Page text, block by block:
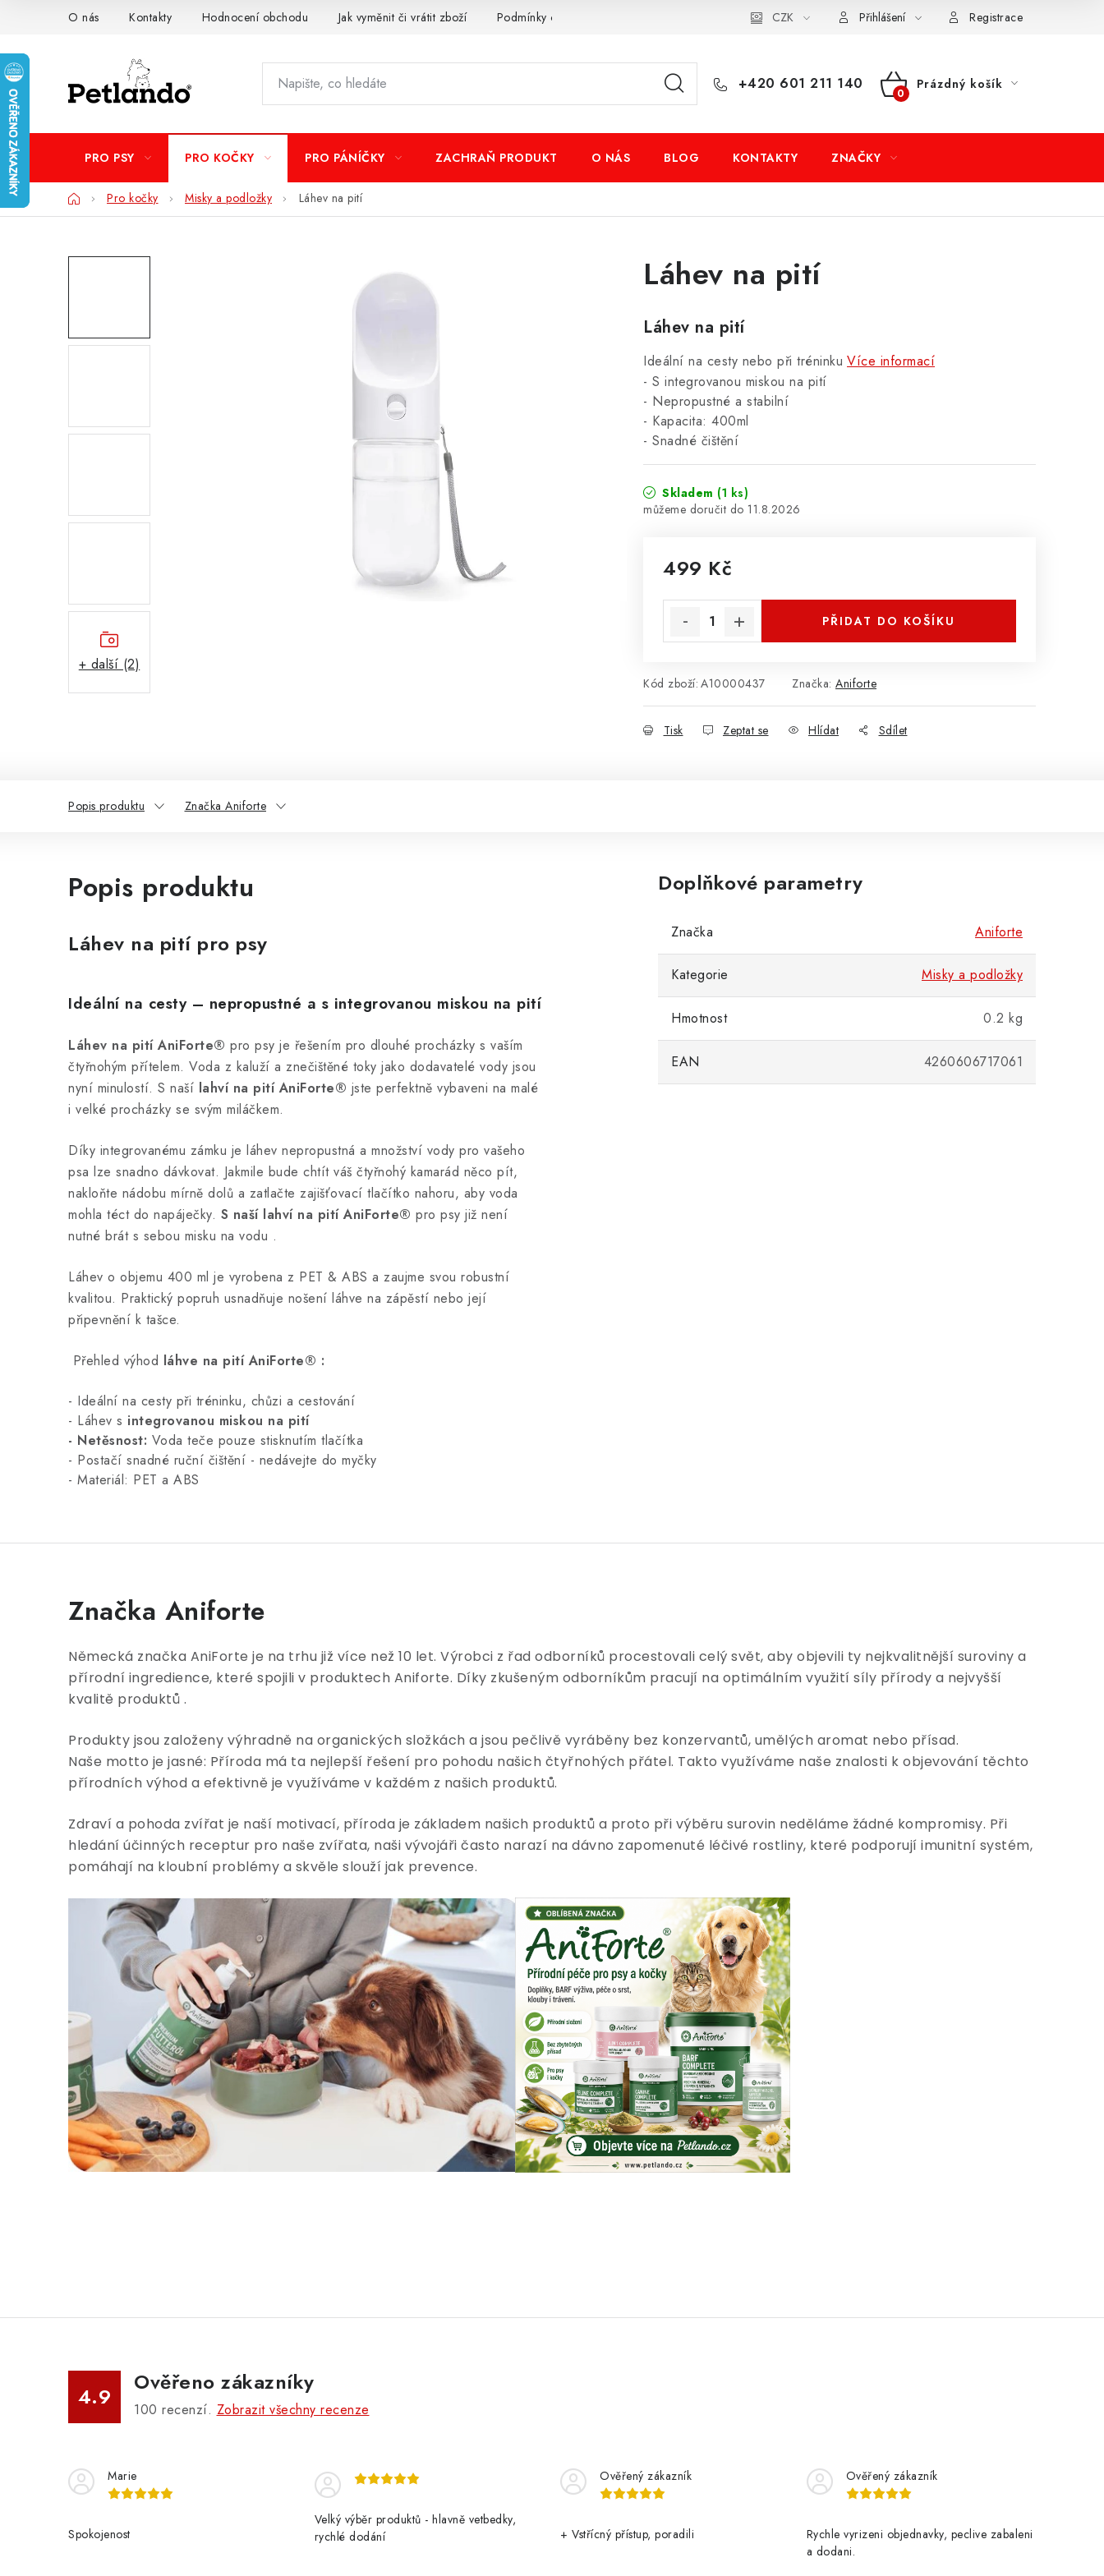
O nás Kontakty Hodnocení obchodu Jak vyměnit či vrátit zboží Podmínky ochrany osobních údajů Obchodní podmínky Doprava a platba Moje objednávka
CZK Přihlášení Registrace
+420 601 211 140
NÁKUPNÍ
Prázdný košík
PRO PSY PRO KOČKY PRO PÁNÍČKY ZACHRAŇ PRODUKT O NÁS BLOG KONTAKTY ZNAČKY
DomůPro kočky Misky a podložky Láhev na pití
+ další (2)
Láhev na pití
Láhev na pití
Ideální na cesty nebo při tréninku Více informací
- S integrovanou miskou na pití
- Nepropustné a stabilní
- Kapacita: 400ml
- Snadné čištění
Skladem (1 ks)
11.8.2026
499 Kč
PŘIDAT DO KOŠÍKU
Kód zboží: A10000437 Značka: Aniforte
Tisk Zeptat se Hlídat Sdílet
Popis produktu Značka Aniforte
Popis produktu
Láhev na pití pro psy
Ideální na cesty – nepropustné a s integrovanou miskou na pití
Láhev na pití AniForte® pro psy je řešením pro dlouhé procházky s vaším
čtyřnohým přítelem. Voda z kaluží a znečištěné toky jako dodavatelé vody jsou
nyní minulostí. S naší lahví na pití AniForte® jste perfektně vybaveni na malé
i velké procházky se svým miláčkem.
Díky integrovanému zámku je láhev nepropustná a množství vody pro vašeho
psa lze snadno dávkovat. Jakmile bude chtít váš čtyřnohý kamarád něco pít,
nakloňte nádobu mírně dolů a zatlačte zajišťovací tlačítko nahoru, aby voda
mohla téct do napáječky. S naší lahví na pití AniForte® pro psy již není
nutné brát s sebou misku na vodu .
Láhev o objemu 400 ml je vyrobena z PET & ABS a zaujme svou robustní
kvalitou. Praktický popruh usnadňuje nošení láhve na zápěstí nebo její
připevnění k tašce.
Přehled výhod láhve na pití AniForte® :
- Ideální na cesty při tréninku, chůzi a cestování
- Láhev s integrovanou miskou na pití
- Netěsnost: Voda teče pouze stisknutím tlačítka
- Postačí snadné ruční čištění - nedávejte do myčky
- Materiál: PET a ABS
Doplňkové parametry
Značka Aniforte
Kategorie Misky a podložky
Hmotnost 0.2 kg
EAN 4260606717061
Značka Aniforte
Německá značka AniForte je na trhu již více než 10 let. Výrobci z řad odborníků procestovali celý svět, aby objevili ty nejkvalitnější suroviny a
přírodní ingredience, které spojili v produktech Aniforte. Díky zkušeným odborníkům pracují na optimálním využití síly přírody a nejvyšší
kvalitě produktů .
Produkty jsou založeny výhradně na organických složkách a jsou pečlivě vyráběny bez konzervantů, umělých aromat nebo přísad.
Naše motto je jasné: Příroda má ta nejlepší řešení pro pohodu našich čtyřnohých přátel. Takto využíváme naše znalosti k objevování těchto
přírodních výhod a efektivně je využíváme v každém z našich produktů.
Zdraví a pohoda zvířat je naší motivací, příroda je základem našich produktů a proto při výběru surovin neděláme žádné kompromisy. Při
hledání účinných receptur pro naše zvířata, naši vývojáři často narazí na dávno zapomenuté léčivé rostliny, které podporují imunitní systém,
pomáhají na kloubní problémy a skvěle slouží jak prevence.
4.9
Ověřeno zákazníky
100 recenzí. Zobrazit všechny recenze
Marie
Spokojenost
Velký výběr produktů - hlavně vetbedky,
rychlé dodání
Ověřený zákazník
+ Vstřícný přístup, poradili
Ověřený zákazník
Rychle vyrizeni objednavky, peclive zabaleni
a dodani.